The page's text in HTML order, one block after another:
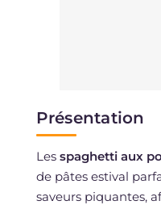
Présentation
Les spaghetti aux
de pâtes estival
saveurs piquantes,